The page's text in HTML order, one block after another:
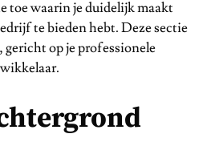
toe waarin je duidelijk maakt
te bieden hebt. Deze sectie
op je professionele